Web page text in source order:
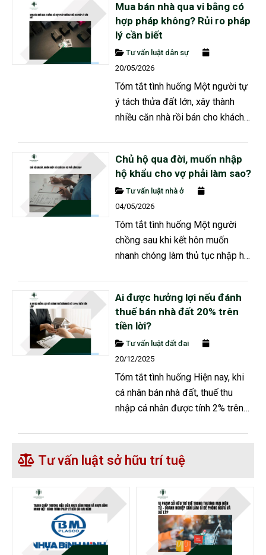
diện tích lớn hơn hoặc vị trí đẹp
hơn so với nhà có sổ đỏ đầy đủ
pháp lý. Không ít môi giới còn
khẳng định rằng theo Luật Đất
đai mới, tất cả trường hợp mua...
Mua bán nhà qua vi bằng có
hợp pháp không? Rủi ro pháp
lý cần biết
Tư vấn luật dân sự
20/05/2026
Tóm tắt tình huống Một người tự
ý tách thửa đất lớn, xây thành
nhiều căn nhà rồi bán cho khách
đồng thời cho rằng đã có Thừa
phát lại lập vi bằng thì giao dịch
sẽ được pháp luật bảo vệ. Sau
nhiều lần chuyển nhượng qua vi
bằng, chủ đất ban đầu lại bán
toàn...
Chủ hộ qua đời, muốn nhập
hộ khẩu cho vợ phải làm sao?
Tư vấn luật nhà ở
04/05/2026
Tóm tắt tình huống Một người
chồng sau khi kết hôn muốn
nhanh chóng làm thủ tục nhập hộ
hiện tại là ông nội đã qua đời từ
lâu, trong khi thông tin cư trú trên
hệ thống vẫn chưa thay đổi, điều
này khiến gia đình không biết có
thể thực hiện ngay thủ tục nhập...
Ai được hưởng lợi nếu đánh
thuế bán nhà đất 20% trên
tiền lời?
Tư vấn luật đất đai
20/12/2025
Tóm tắt tình huống Hiện nay, khi
cá nhân bán nhà đất, thuế thu
nhập cá nhân được tính 2% trên
Luật Thuế thu nhập cá nhân (thay
thế) đang đề xuất thay đổi căn
bản cách tính thuế: thay vì thu 2%
trên giá bán, sẽ thu 20% trên phần
chênh lệch giữa giá bán và...
Tư vấn luật sở hữu trí tuệ